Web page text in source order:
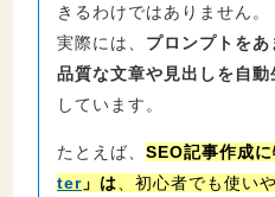
きるわけではありません。
実際には、 プロンプトを
品質な文章や見出しを自
しています。
たとえば、 SEO記事作成
ter 」は 、初心者でも使い